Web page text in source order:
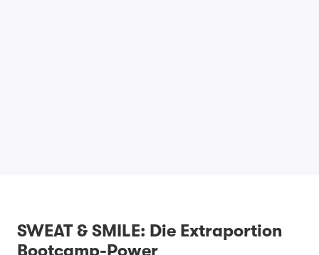
SWEAT & SMILE: Die Extraportion
Bootcamp-Power